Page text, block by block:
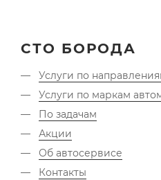
СТО БОРОДА
Услуги по
Услуги по маркам
По задачам
Акции
Об автосервисе
Контакты